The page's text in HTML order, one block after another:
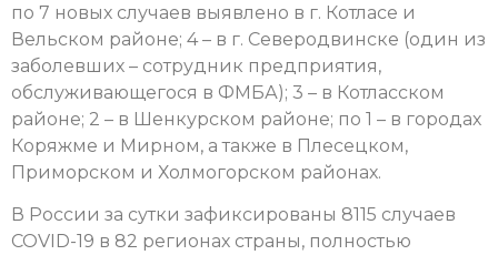
по 7 новых случаев выявлено в г. Котласе и
Вельском районе; 4 – в г. Северодвинске (один из
заболевших – сотрудник предприятия,
обслуживающегося в ФМБА); 3 – в Котласском
районе; 2 – в Шенкурском районе; по 1 – в городах
Коряжме и Мирном, а также в Плесецком,
Приморском и Холмогорском районах.
В России за сутки зафиксированы 8115 случаев
COVID-19 в 82 регионах страны, полностью